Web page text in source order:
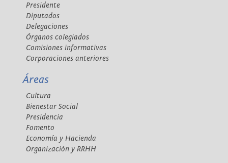
Presidente
Diputados
Delegaciones
Órganos colegiados
Comisiones informativas
Corporaciones anteriores
Áreas
Cultura
Bienestar Social
Presidencia
Fomento
Economía y Hacienda
Organización y RRHH